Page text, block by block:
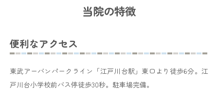
当院では以下の通り医療DX推進の体制を整備し活用して
おります。
◆オンライン請求を行っています。
◆オンライン資格確認を行う体制を有しています。
当院の特徴
便利なアクセス
東武アーバンパークライン「江戸川台駅」東口より徒歩6分。江
戸川台小学校前バス停徒歩30秒。駐車場完備。